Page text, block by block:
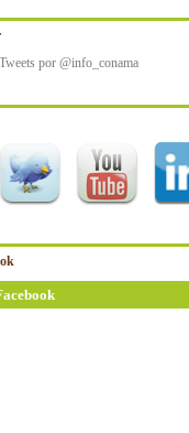
Tweets por @info_conama